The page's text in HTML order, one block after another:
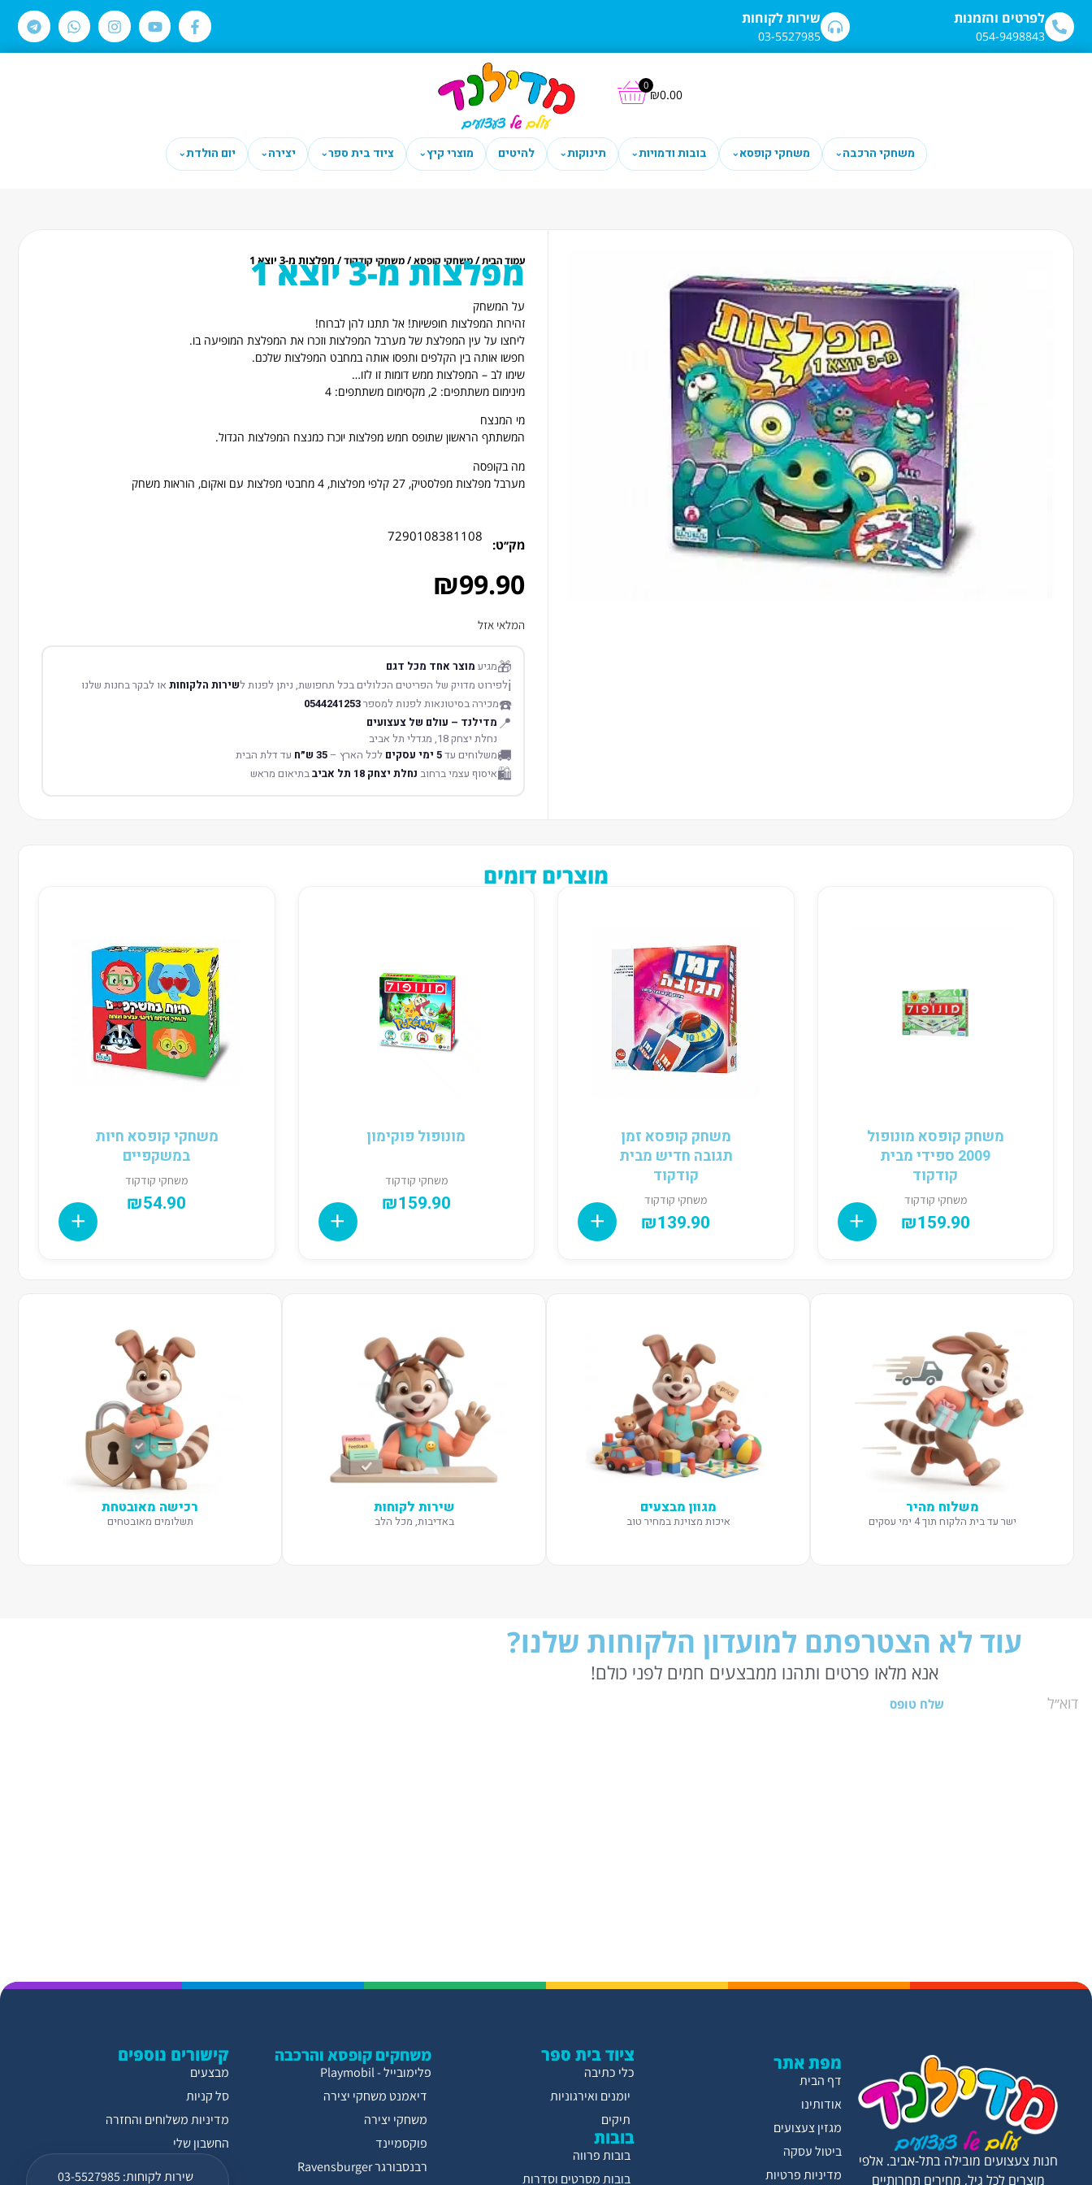
לתוכן שירות לקוחות
03-5527985
לפרטים והזמנות
054-9498843
₪0.00
0
משחקי הרכבה⌄ משחקי קופסא⌄ בובות ודמויות⌄ תינוקות⌄ להיטים מוצרי קיץ⌄ ציוד בית ספר⌄ יצירה⌄ יום הולדת⌄
עמוד הבית/משחקי קופסא/משחקי קודקוד/ מפלצות מ-3 יוצא 1 מפלצות מ-3 יוצא 1
על המשחק
זהירות המפלצות חופשיות! אל תתנו להן לברוח!
ליחצו על עין המפלצת של מערבל המפלצות וזכרו את המפלצת המופיעה בו.
חפשו אותה בין הקלפים ותפסו אותה במחבט המפלצות שלכם.
שימו לב – המפלצות ממש דומות זו לזו…
מינימום משתתפים: 2, מקסימום משתתפים: 4
מי המנצח
המשתתף הראשון שתופס חמש מפלצות יוכרז כמנצח המפלצות הגדול.
מה בקופסה
מערבל מפלצות מפלסטיק, 27 קלפי מפלצות, 4 מחבטי מפלצות עם ואקום, הוראות משחק
מק׳׳ט:
7290108381108
₪99.90
המלאי אזל
🎁מגיע מוצר אחד מכל דגם
ℹ️לפירוט מדויק של הפריטים הכלולים בכל תחפושת, ניתן לפנות לשירות הלקוחותאו לבקר בחנות שלנו
☎️מכירה בסיטונאות לפנות למספר0544241253
📍 מדילנד – עולם של צעצועים
נחלת יצחק 18, מגדלי תל אביב
🚚משלוחים עד5 ימי עסקים לכל הארץ –35 ש״ח עד דלת הבית
🛍️איסוף עצמי ברחוב נחלת יצחק 18 תל אביב בתיאום מראש
מוצרים דומים
משחק קופסא מונופול
2009 ספידי מבית
קודקוד
משחקי קודקוד
₪159.90
משחק קופסא זמן
תגובה חדיש מבית
קודקוד
משחקי קודקוד
₪139.90
מונופול פוקימון
משחקי קודקוד
₪159.90
משחקי קופסא חיות
במשקפיים
משחקי קודקוד
₪54.90
משלוח מהיר
ישר עד בית הלקוח תוך 4 ימי עסקים
מגוון מבצעים
איכות מצוינת במחיר טוב
שירות לקוחות
באדיבות, מכל הלב
רכישה מאובטחת
תשלומים מאובטחים
עוד לא הצטרפתם למועדון הלקוחות שלנו?
אנא מלאו פרטים ותהנו ממבצעים חמים לפני כולם!
שלח טופס
קישורים נוספים
מבצעים
סל קניות
מדיניות משלוחים והחזרה
החשבון שלי
שירות לקוחות: 03-5527985
משחקים קופסא והרכבה
פלימובייל - Playmobil
דיאמנט משחקי יצירה
משחקי יצירה
פוקסמיינד
רבנסבורגר Ravensburger
ציוד בית ספר
כלי כתיבה
יומנים ואירגוניות
תיקים
בובות
בובות פרווה
בובות מסרטים וסדרות
מפת אתר
דף הבית
אודותינו
מגזין צעצועים
ביטול עסקה
מדיניות פרטיות
חנות צעצועים מובילה בתל-אביב. אלפי
מוצרים לכל גיל, מחירים תחרותיים